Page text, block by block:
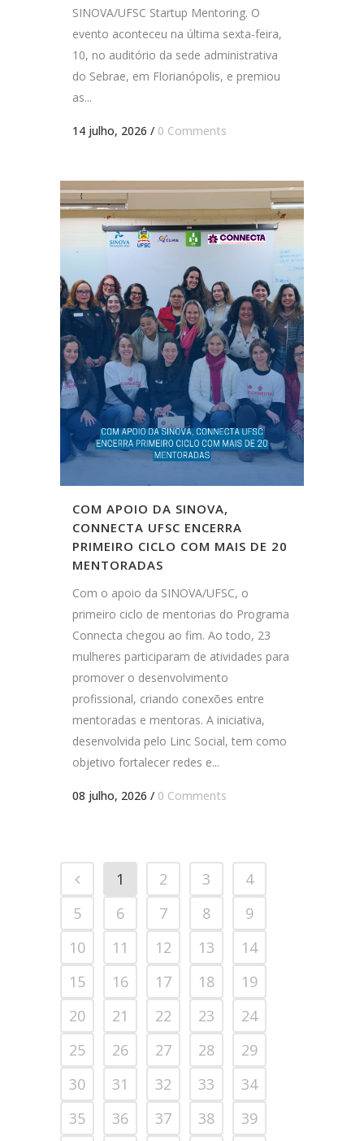
SINOVA/UFSC Startup Mentoring. O
evento aconteceu na última sexta-feira,
10, no auditório da sede administrativa
do Sebrae, em Florianópolis, e premiou
as...
14 julho, 2026 / 0 Comments
COM APOIO DA SINOVA,
CONNECTA UFSC ENCERRA
PRIMEIRO CICLO COM MAIS DE 20
MENTORADAS
Com o apoio da SINOVA/UFSC, o
primeiro ciclo de mentorias do Programa
Connecta chegou ao fim. Ao todo, 23
mulheres participaram de atividades para
promover o desenvolvimento
profissional, criando conexões entre
mentoradas e mentoras. A iniciativa,
desenvolvida pelo Linc Social, tem como
objetivo fortalecer redes e...
08 julho, 2026 / 0 Comments
1 2 3
4
5
6 7 8
9
10
11 12 13
14
15
16 17 18
19
20
21 22 23
24
25
26 27 28
29
30
31 32 33
34
35
36 37 38
39